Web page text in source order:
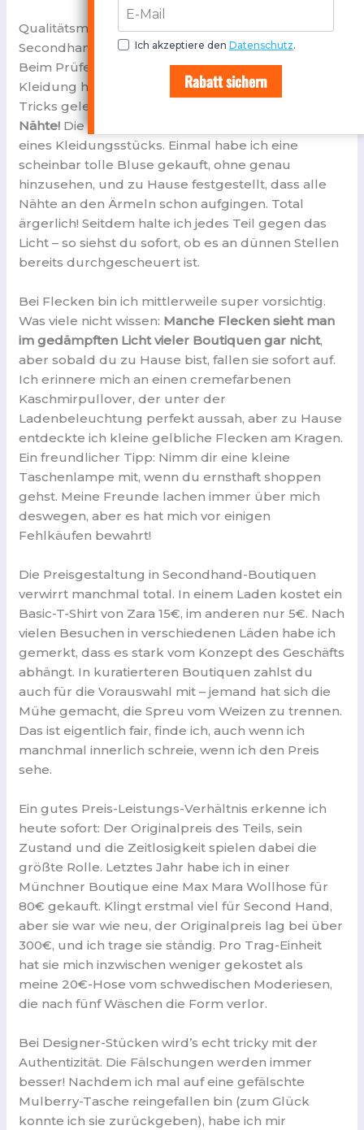
Qualitätsmerkmale und Preisgestaltung in
Secondhand Boutiquen
Beim Prüfen der Qualität von Secondhand-
Kleidung habe ich über die Jahre einige wichtige
Tricks gelernt.
Nähte! Die verraten dir so viel über die Qualität
eines Kleidungsstücks. Einmal habe ich eine
scheinbar tolle Bluse gekauft, ohne genau
hinzusehen, und zu Hause festgestellt, dass alle
Nähte an den Ärmeln schon aufgingen. Total
ärgerlich! Seitdem halte ich jedes Teil gegen das
Licht – so siehst du sofort, ob es an dünnen Stellen
bereits durchgescheuert ist.
Bei Flecken bin ich mittlerweile super vorsichtig.
Was viele nicht wissen: Manche Flecken sieht man
im gedämpften Licht vieler Boutiquen gar nicht,
aber sobald du zu Hause bist, fallen sie sofort auf.
Ich erinnere mich an einen cremefarbenen
Kaschmirpullover, der unter der
Ladenbeleuchtung perfekt aussah, aber zu Hause
entdeckte ich kleine gelbliche Flecken am Kragen.
Ein freundlicher Tipp: Nimm dir eine kleine
Taschenlampe mit, wenn du ernsthaft shoppen
gehst. Meine Freunde lachen immer über mich
deswegen, aber es hat mich vor einigen
Fehlkäufen bewahrt!
Die Preisgestaltung in Secondhand-Boutiquen
verwirrt manchmal total. In einem Laden kostet ein
Basic-T-Shirt von Zara 15€, im anderen nur 5€. Nach
vielen Besuchen in verschiedenen Läden habe ich
gemerkt, dass es stark vom Konzept des Geschäfts
abhängt. In kuratierteren Boutiquen zahlst du
auch für die Vorauswahl mit – jemand hat sich die
Mühe gemacht, die Spreu vom Weizen zu trennen.
Das ist eigentlich fair, finde ich, auch wenn ich
manchmal innerlich schreie, wenn ich den Preis
sehe.
Ein gutes Preis-Leistungs-Verhältnis erkenne ich
heute sofort: Der Originalpreis des Teils, sein
Zustand und die Zeitlosigkeit spielen dabei die
größte Rolle. Letztes Jahr habe ich in einer
Münchner Boutique eine Max Mara Wollhose für
80€ gekauft. Klingt erstmal viel für Second Hand,
aber sie war wie neu, der Originalpreis lag bei über
300€, und ich trage sie ständig. Pro Trag-Einheit
hat sie mich inzwischen weniger gekostet als
meine 20€-Hose vom schwedischen Moderiesen,
die nach fünf Wäschen die Form verlor.
Bei Designer-Stücken wird’s echt tricky mit der
Authentizität. Die Fälschungen werden immer
besser! Nachdem ich mal auf eine gefälschte
Mulberry-Tasche reingefallen bin (zum Glück
konnte ich sie zurückgeben), habe ich mir
Ich akzeptiere den Datenschutz.
Rabatt sichern